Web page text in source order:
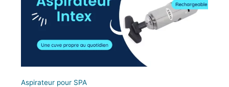
Aspirateur pour SPA